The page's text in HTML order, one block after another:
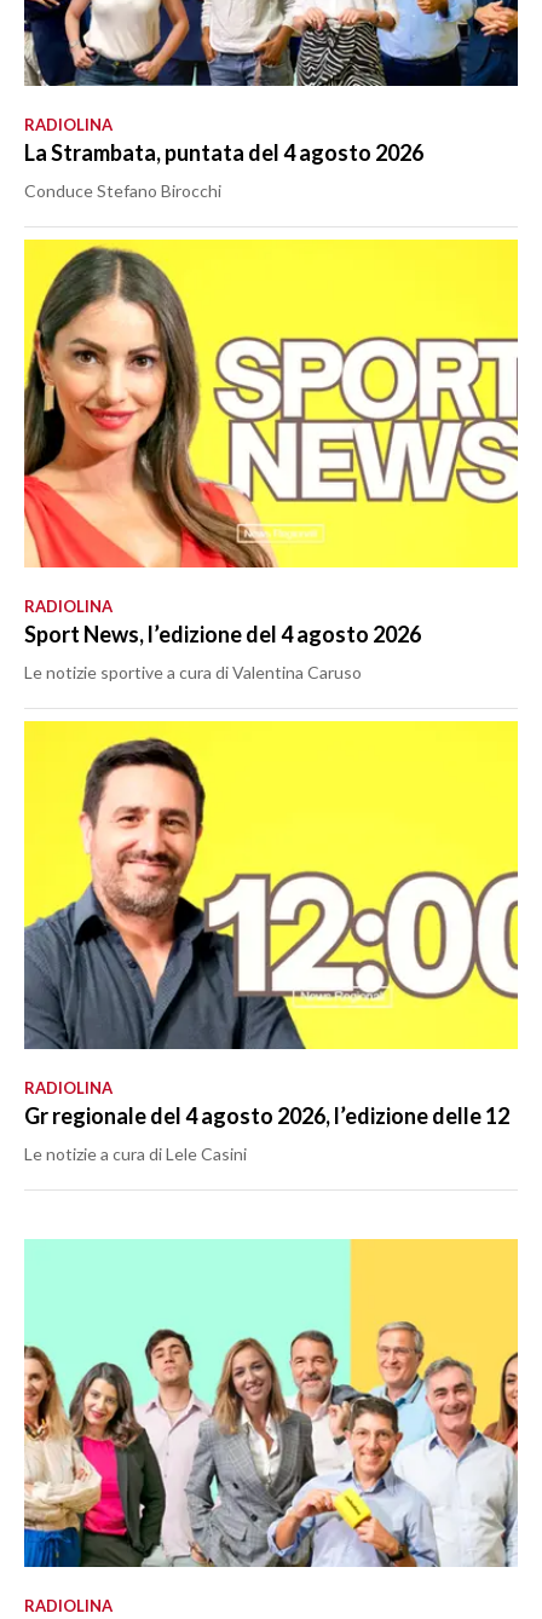
RADIOLINA
La Strambata, puntata del 4 agosto 2026
Conduce Stefano Birocchi
RADIOLINA
Sport News, l’edizione del 4 agosto 2026
Le notizie sportive a cura di Valentina Caruso
RADIOLINA
Gr regionale del 4 agosto 2026, l’edizione delle 12
Le notizie a cura di Lele Casini
RADIOLINA